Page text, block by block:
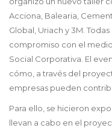
Acciona, Balearia,
Global, Uriach y 3M.
compromiso con el
Social Corporativa. El
cómo, a través del
empresas pueden
Para ello, se hicieron
llevan a cabo en el